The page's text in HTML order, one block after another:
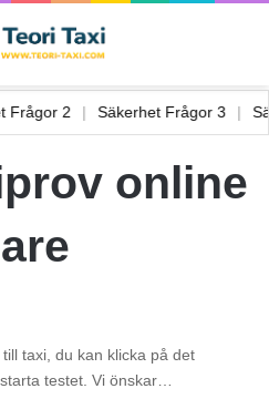
Frågor 2 Säkerhet Frågor 3
online
taxi, du kan klicka på det
testet. Vi önskar…